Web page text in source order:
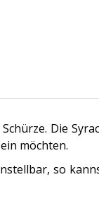
Die
möchten.
so